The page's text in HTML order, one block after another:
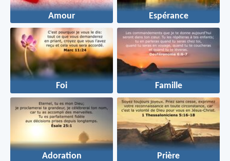
Amour Espérance
Foi Famille
Adoration Prière